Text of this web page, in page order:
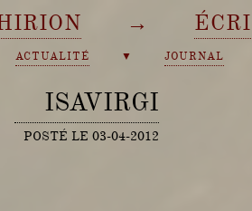
→
ACTUALITÉ ▼ JOURNAL
ISAVIRGI
POSTÉ LE 03-04-2012